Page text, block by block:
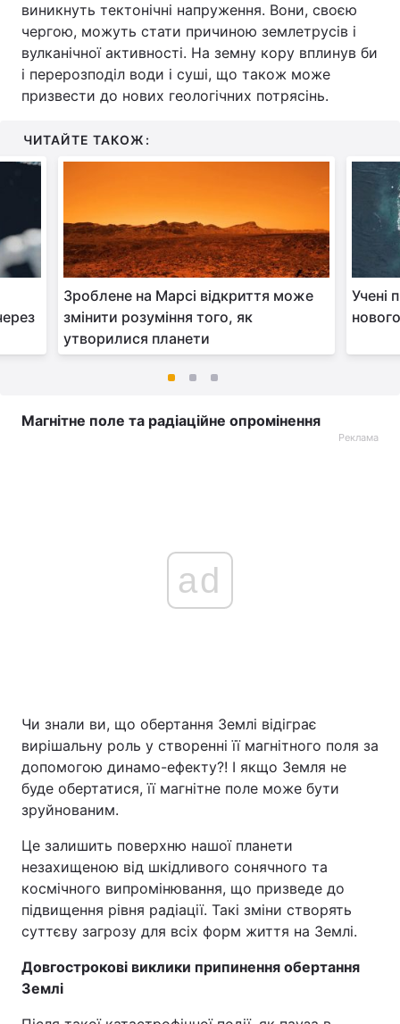
виникнуть тектонічні напруження. Вони, своєю
чергою, можуть стати причиною землетрусів і
вулканічної активності. На земну кору вплинув би
і перерозподіл води і суші, що також може
призвести до нових геологічних потрясінь.
ЧИТАЙТЕ ТАКОЖ:
Зроблене на Марсі відкриття може
змінити розуміння того, як
утворилися планети
Учені
Магнітне поле та радіаційне опромінення
Реклама
ad
Чи знали ви, що обертання Землі відіграє
вирішальну роль у створенні її магнітного поля за
допомогою динамо-ефекту?! І якщо Земля не
буде обертатися, її магнітне поле може бути
зруйнованим.
Це залишить поверхню нашої планети
незахищеною від шкідливого сонячного та
космічного випромінювання, що призведе до
підвищення рівня радіації. Такі зміни створять
суттєву загрозу для всіх форм життя на Землі.
Довгострокові виклики припинення обертання
Землі